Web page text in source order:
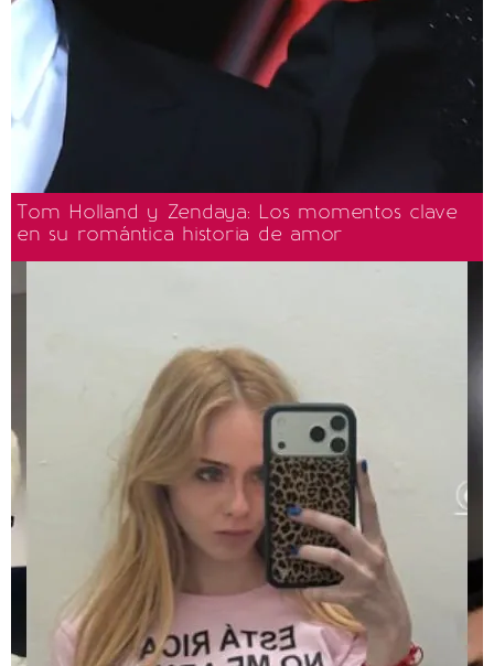
Tom Holland y Zendaya: Los momentos clave
en su romántica historia de amor